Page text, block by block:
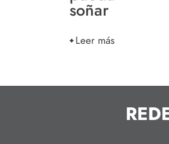
soñar
Leer más